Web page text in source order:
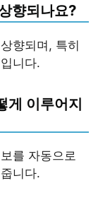
향되나요?
향되며, 특히
니다.
게 이루어지
를 자동으로
니다.